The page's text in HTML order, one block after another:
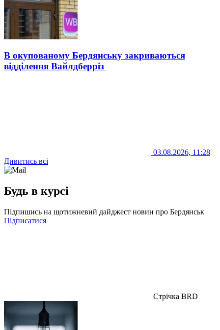
В окупованому Бердянську закриваються
відділення Вайлдберріз
03.08.2026, 11:28
Дивитись всі
Будь в курсі
Підпишись на щотижневий дайджест новин про Бердянськ
Підписатися
Стрічка BRD